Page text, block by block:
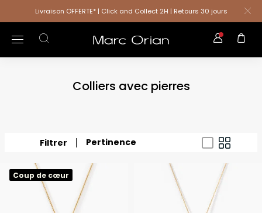
Livraison OFFERTE* | Click and Collect 2H | Retours 30 jours
Colliers avec pierres
Filtrer Pertinence
Coup de cœur